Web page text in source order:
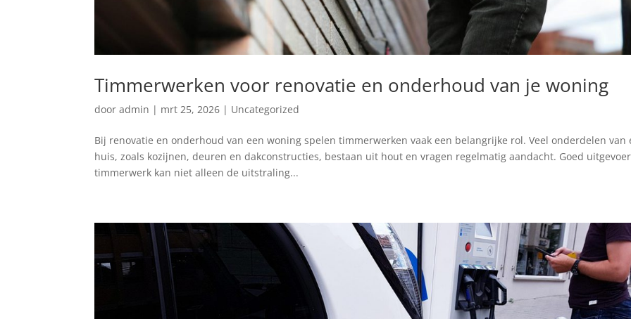
Timmerwerken voor renovatie en onderhoud van je woning
dooradmin | mrt 25, 2026 | Uncategorized
Bij renovatie en onderhoud van een woning spelen timmerwerken vaak een belangrijke rol. Veel onderdelen van
huis, zoals kozijnen, deuren en dakconstructies, bestaan uit hout en vragen regelmatig aandacht. Goed
timmerwerk kan niet alleen de uitstraling...